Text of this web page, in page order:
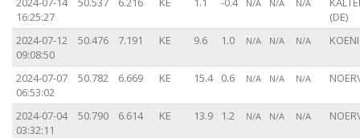
16:25:27
N/A N/A N/A
(DE)
2024-07-12
09:08:50
50.476 7.191 KE 9.6 1.0 N/A N/A N/A
2024-07-07
06:53:02
50.782 6.669 KE 15.4 0.6 N/A N/A N/A
2024-07-04
03:32:11
50.790 6.614 KE 13.9 1.2 N/A N/A N/A